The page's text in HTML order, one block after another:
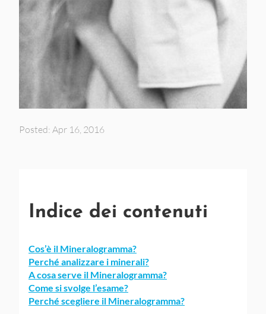
Posted: Apr 16, 2016
Indice dei contenuti
Cos’è il Mineralogramma?
Perché analizzare i minerali?
A cosa serve il Mineralogramma?
Come si svolge l’esame?
Perché scegliere il Mineralogramma?